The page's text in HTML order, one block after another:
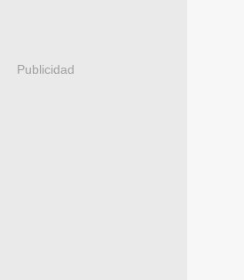
Publicidad